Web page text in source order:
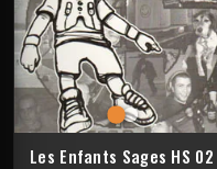
Les Enfants Sages HS 02